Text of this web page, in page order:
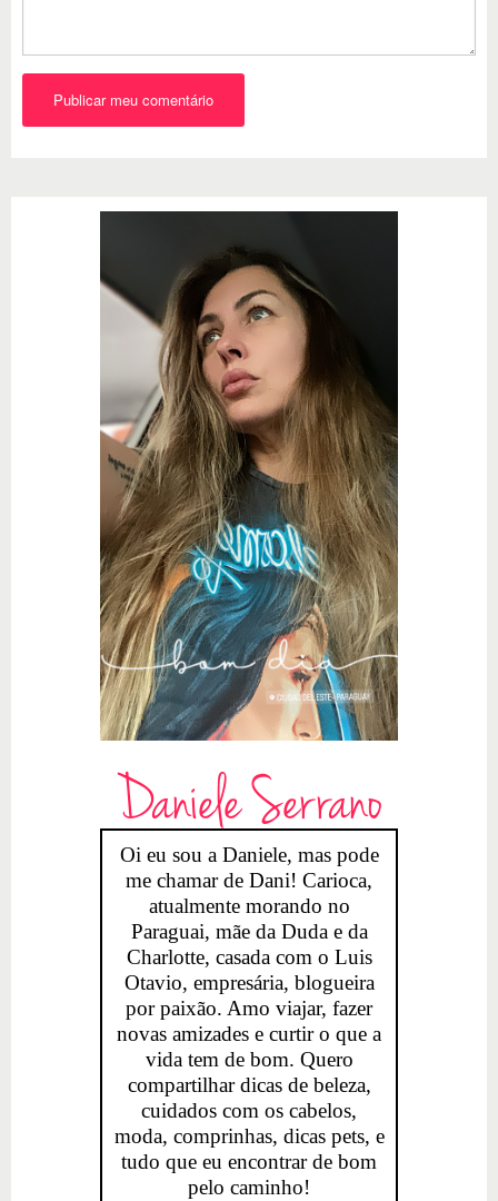
Daniele Serrano
Oi eu sou a Daniele, mas pode
me chamar de Dani! Carioca,
atualmente morando no
Paraguai, mãe da Duda e da
Charlotte, casada com o Luis
Otavio, empresária, blogueira
por paixão. Amo viajar, fazer
novas amizades e curtir o que a
vida tem de bom. Quero
compartilhar dicas de beleza,
cuidados com os cabelos,
moda, comprinhas, dicas pets, e
tudo que eu encontrar de bom
pelo caminho!